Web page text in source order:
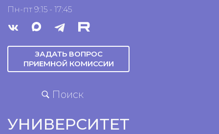
Пн-пт 9:15 - 17:45
ЗАДАТЬ ВОПРОС
ПРИЕМНОЙ КОМИССИИ
Поиск
УНИВЕРСИТЕТ